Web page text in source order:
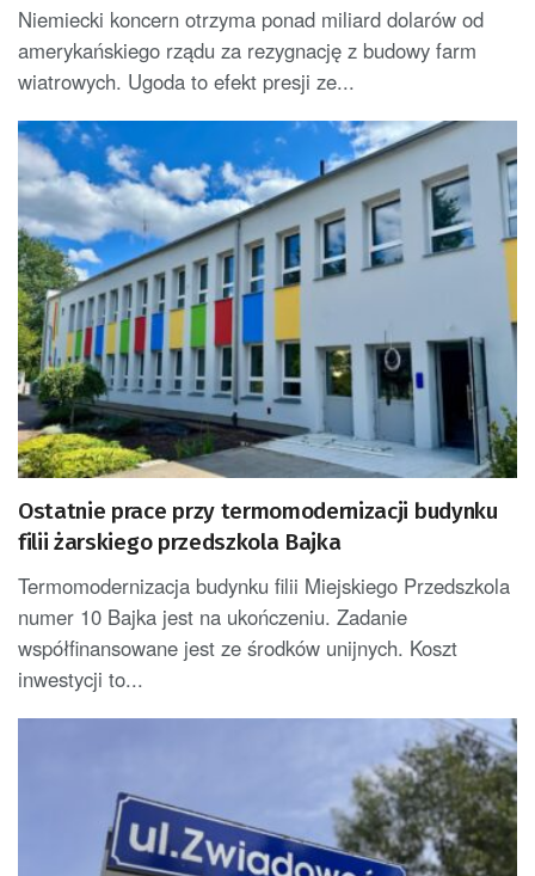
Niemiecki koncern otrzyma ponad miliard dolarów od
amerykańskiego rządu za rezygnację z budowy farm
wiatrowych. Ugoda to efekt presji ze...
Ostatnie prace przy termomodernizacji budynku
filii żarskiego przedszkola Bajka
Termomodernizacja budynku filii Miejskiego Przedszkola
numer 10 Bajka jest na ukończeniu. Zadanie
współfinansowane jest ze środków unijnych. Koszt
inwestycji to...